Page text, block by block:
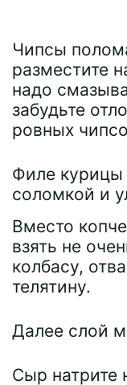
Чипсы
разместите
надо
забудьте
ровных
Филе курицы
соломкой и
Вместо
взять не
колбасу,
телятину.
Далее слой
Сыр натрите